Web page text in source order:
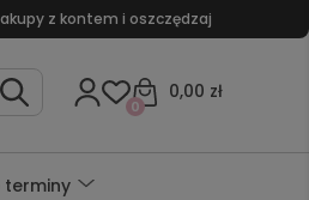
z kontem i oszczędzaj
0,00 zł
0
terminy